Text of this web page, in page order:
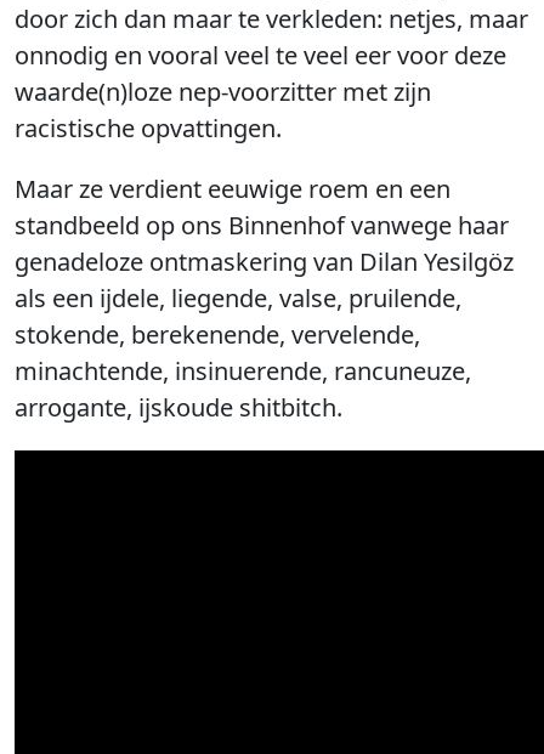
door zich dan maar te verkleden: netjes, maar
onnodig en vooral veel te veel eer voor deze
waarde(n)loze nep-voorzitter met zijn
racistische opvattingen.
Maar ze verdient eeuwige roem en een
standbeeld op ons Binnenhof vanwege haar
genadeloze ontmaskering van Dilan Yesilgöz
als een ijdele, liegende, valse, pruilende,
stokende, berekenende, vervelende,
minachtende, insinuerende, rancuneuze,
arrogante, ijskoude shitbitch.